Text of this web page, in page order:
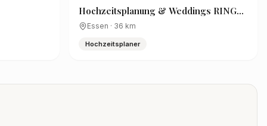
Hochzeitsplanung & Weddings RING
ON ME
Essen · 36 km
Hochzeitsplaner